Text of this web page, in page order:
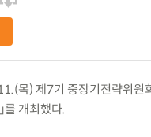
목) 제7기 중장기전략위원
를 개최했다.